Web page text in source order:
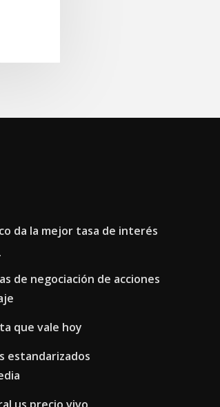
da la mejor tasa de interés
de negociación de acciones
que vale hoy
estandarizados